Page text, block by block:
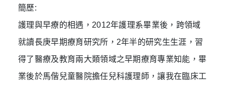
簡歷:
護理與早療的相遇，2012年護理系畢業後，跨領域
就讀長庚早期療育研究所，2年半的研究生生涯，習
得了醫療及教育兩大類領域之早期療育專業知能，畢
業後於馬偕兒童醫院擔任兒科護理師，讓我在臨床工